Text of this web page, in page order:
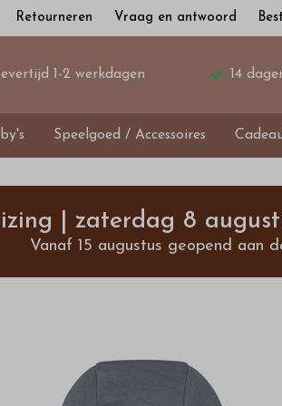
Retourneren Vraag en antwoord
1-2 werkdagen 14
Speelgoed / Accessoires
| zaterdag 8
Vanaf 15 augustus geopend aan